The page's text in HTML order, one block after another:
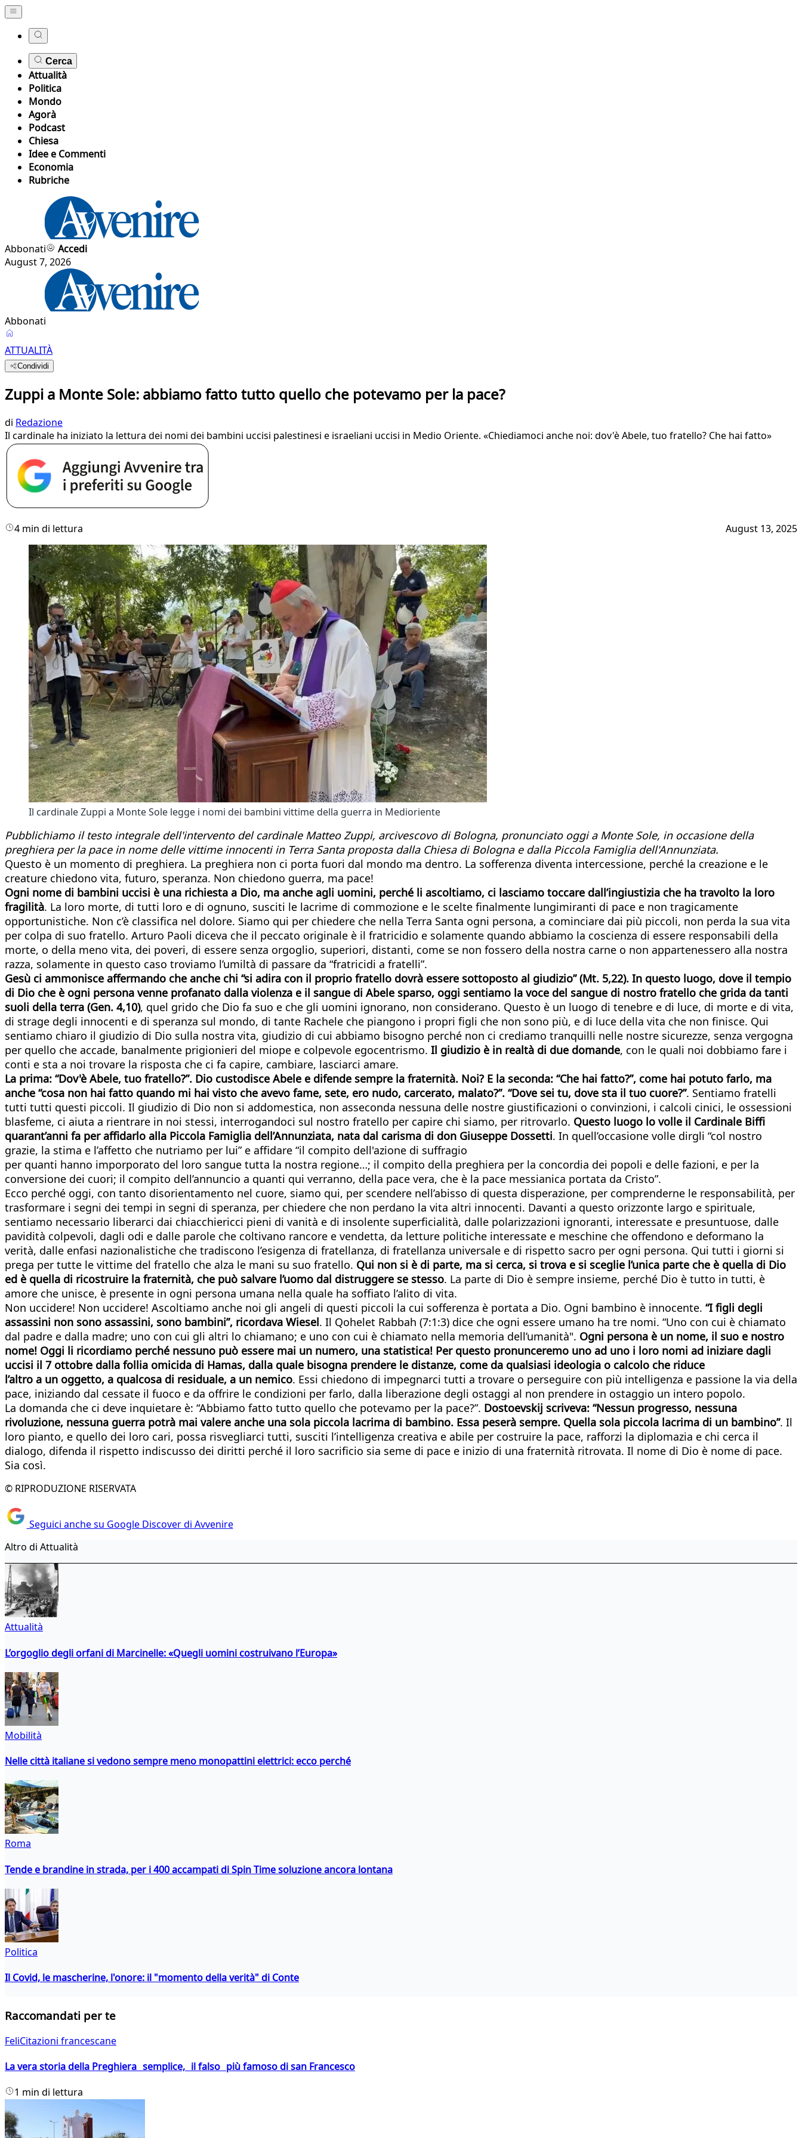
Cerca
Attualità
Politica
Mondo
Agorà
Podcast
Chiesa
Idee e Commenti
Economia
Rubriche
Abbonati
Accedi
August 7, 2026
Abbonati
ATTUALITÀ
Condividi
Zuppi a Monte Sole: abbiamo fatto tutto quello che potevamo per la pace?
di Redazione
Il cardinale ha iniziato la lettura dei nomi dei bambini uccisi palestinesi e israeliani uccisi in Medio Oriente. «Chiediamoci anche noi: dov'è Abele, tuo fratello? Che hai fatto»
4 min di lettura August 13, 2025
Il cardinale Zuppi a Monte Sole legge i nomi dei bambini vittime della guerra in Medioriente
Pubblichiamo il testo integrale dell'intervento del cardinale Matteo Zuppi, arcivescovo di Bologna, pronunciato oggi a Monte Sole, in occasione della
preghiera per la pace in nome delle vittime innocenti in Terra Santa proposta dalla Chiesa di Bologna e dalla Piccola Famiglia dell'Annunziata.
Questo è un momento di preghiera. La preghiera non ci porta fuori dal mondo ma dentro. La sofferenza diventa intercessione, perché la creazione e le
creature chiedono vita, futuro, speranza. Non chiedono guerra, ma pace!
Ogni nome di bambini uccisi è una richiesta a Dio, ma anche agli uomini, perché li ascoltiamo, ci lasciamo toccare dall’ingiustizia che ha travolto la loro
fragilità. La loro morte, di tutti loro e di ognuno, susciti le lacrime di commozione e le scelte finalmente lungimiranti di pace e non tragicamente
opportunistiche. Non c’è classifica nel dolore. Siamo qui per chiedere che nella Terra Santa ogni persona, a cominciare dai più piccoli, non perda la sua vita
per colpa di suo fratello. Arturo Paoli diceva che il peccato originale è il fratricidio e solamente quando abbiamo la coscienza di essere responsabili della
morte, o della meno vita, dei poveri, di essere senza orgoglio, superiori, distanti, come se non fossero della nostra carne o non appartenessero alla nostra
razza, solamente in questo caso troviamo l’umiltà di passare da “fratricidi a fratelli”.
Gesù ci ammonisce affermando che anche chi “si adira con il proprio fratello dovrà essere sottoposto al giudizio” (Mt. 5,22). In questo luogo, dove il tempio
di Dio che è ogni persona venne profanato dalla violenza e il sangue di Abele sparso, oggi sentiamo la voce del sangue di nostro fratello che grida da tanti
suoli della terra (Gen. 4,10), quel grido che Dio fa suo e che gli uomini ignorano, non considerano. Questo è un luogo di tenebre e di luce, di morte e di vita,
di strage degli innocenti e di speranza sul mondo, di tante Rachele che piangono i propri figli che non sono più, e di luce della vita che non finisce. Qui
sentiamo chiaro il giudizio di Dio sulla nostra vita, giudizio di cui abbiamo bisogno perché non ci crediamo tranquilli nelle nostre sicurezze, senza vergogna
per quello che accade, banalmente prigionieri del miope e colpevole egocentrismo. Il giudizio è in realtà di due domande, con le quali noi dobbiamo fare i
conti e sta a noi trovare la risposta che ci fa capire, cambiare, lasciarci amare.
La prima: “Dov'è Abele, tuo fratello?”. Dio custodisce Abele e difende sempre la fraternità. Noi? E la seconda: “Che hai fatto?”, come hai potuto farlo, ma
anche “cosa non hai fatto quando mi hai visto che avevo fame, sete, ero nudo, carcerato, malato?”. “Dove sei tu, dove sta il tuo cuore?”. Sentiamo fratelli
tutti tutti questi piccoli. Il giudizio di Dio non si addomestica, non asseconda nessuna delle nostre giustificazioni o convinzioni, i calcoli cinici, le ossessioni
blasfeme, ci aiuta a rientrare in noi stessi, interrogandoci sul nostro fratello per capire chi siamo, per ritrovarlo. Questo luogo lo volle il Cardinale Biffi
quarant’anni fa per affidarlo alla Piccola Famiglia dell’Annunziata, nata dal carisma di don Giuseppe Dossetti. In quell’occasione volle dirgli “col nostro
grazie, la stima e l’affetto che nutriamo per lui” e affidare “il compito dell'azione di suffragio
per quanti hanno imporporato del loro sangue tutta la nostra regione…; il compito della preghiera per la concordia dei popoli e delle fazioni, e per la
conversione dei cuori; il compito dell’annuncio a quanti qui verranno, della pace vera, che è la pace messianica portata da Cristo”.
Ecco perché oggi, con tanto disorientamento nel cuore, siamo qui, per scendere nell’abisso di questa disperazione, per comprenderne le responsabilità, per
trasformare i segni dei tempi in segni di speranza, per chiedere che non perdano la vita altri innocenti. Davanti a questo orizzonte largo e spirituale,
sentiamo necessario liberarci dai chiacchiericci pieni di vanità e di insolente superficialità, dalle polarizzazioni ignoranti, interessate e presuntuose, dalle
pavidità colpevoli, dagli odi e dalle parole che coltivano rancore e vendetta, da letture politiche interessate e meschine che offendono e deformano la
verità, dalle enfasi nazionalistiche che tradiscono l’esigenza di fratellanza, di fratellanza universale e di rispetto sacro per ogni persona. Qui tutti i giorni si
prega per tutte le vittime del fratello che alza le mani su suo fratello. Qui non si è di parte, ma si cerca, si trova e si sceglie l’unica parte che è quella di Dio
ed è quella di ricostruire la fraternità, che può salvare l’uomo dal distruggere se stesso. La parte di Dio è sempre insieme, perché Dio è tutto in tutti, è
amore che unisce, è presente in ogni persona umana nella quale ha soffiato l’alito di vita.
Non uccidere! Non uccidere! Ascoltiamo anche noi gli angeli di questi piccoli la cui sofferenza è portata a Dio. Ogni bambino è innocente. “I figli degli
assassini non sono assassini, sono bambini”, ricordava Wiesel. Il Qohelet Rabbah (7:1:3) dice che ogni essere umano ha tre nomi. “Uno con cui è chiamato
dal padre e dalla madre; uno con cui gli altri lo chiamano; e uno con cui è chiamato nella memoria dell’umanità". Ogni persona è un nome, il suo e nostro
nome! Oggi li ricordiamo perché nessuno può essere mai un numero, una statistica! Per questo pronunceremo uno ad uno i loro nomi ad iniziare dagli
uccisi il 7 ottobre dalla follia omicida di Hamas, dalla quale bisogna prendere le distanze, come da qualsiasi ideologia o calcolo che riduce
l’altro a un oggetto, a qualcosa di residuale, a un nemico. Essi chiedono di impegnarci tutti a trovare o perseguire con più intelligenza e passione la via della
pace, iniziando dal cessate il fuoco e da offrire le condizioni per farlo, dalla liberazione degli ostaggi al non prendere in ostaggio un intero popolo.
La domanda che ci deve inquietare è: “Abbiamo fatto tutto quello che potevamo per la pace?”. Dostoevskij scriveva: “Nessun progresso, nessuna
rivoluzione, nessuna guerra potrà mai valere anche una sola piccola lacrima di bambino. Essa peserà sempre. Quella sola piccola lacrima di un bambino”. Il
loro pianto, e quello dei loro cari, possa risvegliarci tutti, susciti l’intelligenza creativa e abile per costruire la pace, rafforzi la diplomazia e chi cerca il
dialogo, difenda il rispetto indiscusso dei diritti perché il loro sacrificio sia seme di pace e inizio di una fraternità ritrovata. Il nome di Dio è nome di pace.
Sia così.
© RIPRODUZIONE RISERVATA
Seguici anche su Google Discover di Avvenire
Altro di Attualità
Attualità
L’orgoglio degli orfani di Marcinelle: «Quegli uomini costruivano l’Europa»
Mobilità
Nelle città italiane si vedono sempre meno monopattini elettrici: ecco perché
Roma
Tende e brandine in strada, per i 400 accampati di Spin Time soluzione ancora lontana
Politica
Il Covid, le mascherine, l'onore: il "momento della verità" di Conte
Raccomandati per te
FeliCitazioni francescane
La vera storia della Preghiera semplice, il falso più famoso di san Francesco
1 min di lettura